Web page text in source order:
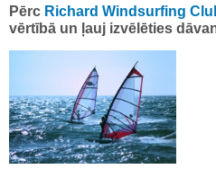
Pērc Richard Windsurfing
vērtībā un ļauj izvēlēties